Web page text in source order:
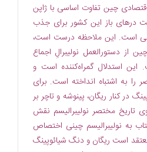
چین تفاوت اساسی با ژاپن
درهای باز این کشور برای جذب
است. این ملاحظه درست است،
از دستورالعمل نولیبرالِ اجماع
این استدلال گمراه‌کننده است و
را به اشتباه انداخته است. برای
در کنار ریگان، پینوشه و تاچر بر
تاریخ مختصر نولیبرالیسم نقش
به نولیبرالیسم چینی اختصاص
است ریگان و دنگ شیائوپینگ